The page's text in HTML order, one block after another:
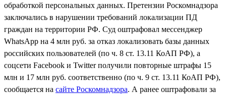
обработкой персональных данных. Претензии Роскомнадзора
заключались в нарушении требований локализации ПД
граждан на территории РФ. Суд оштрафовал мессенджер
WhatsApp на 4 млн руб. за отказ локализовать базы данных
российских пользователей (по ч. 8 ст. 13.11 КоАП РФ), а
соцсети Facebook и Twitter получили повторные штрафы 15
млн и 17 млн руб. соответственно (по ч. 9 ст. 13.11 КоАП РФ),
сообщается на сайте Роскомнадзора. А ранее оштрафовали за